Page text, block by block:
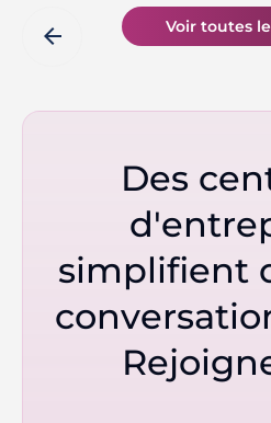
arrow_back Voir toutes
Des
simplifient